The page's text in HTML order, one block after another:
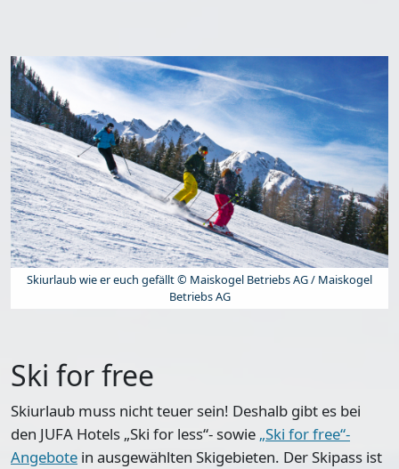
Skiurlaub wie er euch gefällt © Maiskogel Betriebs AG / Maiskogel
Betriebs AG
Ski for free
Skiurlaub muss nicht teuer sein! Deshalb gibt es bei
den JUFA Hotels „Ski for less“- sowie „Ski for free“-
Angebote in ausgewählten Skigebieten. Der Skipass ist